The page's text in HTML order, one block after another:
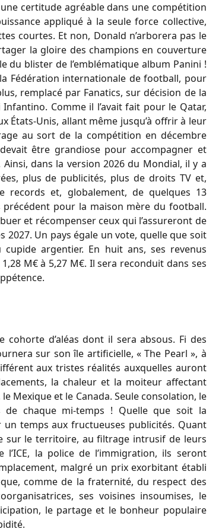
une certitude agréable dans une compétition
appliqué à la seule force collective,
courtes. Et non, Donald n’arborera pas le
la gloire des champions en couverture
du blister de l’emblématique album Panini !
Fédération internationale de football, pour
remplacé par Fanatics, sur décision de la
Comme il l’avait fait pour le Qatar,
États-Unis, allant même jusqu’à offrir à leur
au sort de la compétition en décembre
être grandiose pour accompagner et
dans la version 2026 du Mondial, il y a
plus de publicités, plus de droits TV et,
records et, globalement, de quelques 13
pour la maison mère du football.
et récompenser ceux qui l’assureront de
Un pays égale un vote, quelle que soit
argentier. En huit ans, ses revenus
M€ à 5,27 M€. Il sera reconduit dans ses
cohorte d’aléas dont il sera absous. Fi des
sur son île artificielle, « The Pearl », à
aux tristes réalités auxquelles auront
la chaleur et la moiteur affectant
Mexique et le Canada. Seule consolation, le
de chaque mi-temps ! Quelle que soit la
temps aux fructueuses publicités. Quant
sur le territoire, au filtrage intrusif de leurs
la police de l’immigration, ils seront
malgré un prix exorbitant établi
comme de la fraternité, du respect des
ses voisines insoumises, le
le partage et le bonheur populaire